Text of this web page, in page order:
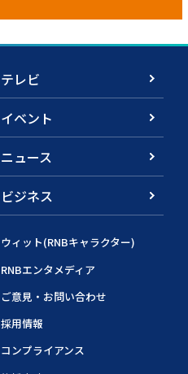
テレビ
イベント
ニュース
ビジネス
ウィット(RNBキャラクター)
RNBエンタメディア
ご意見・お問い合わせ
採用情報
コンプライアンス